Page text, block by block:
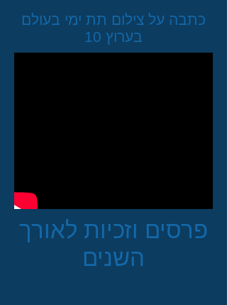
פרסים וזכיות לאורך
השנים
כתבה על צילום תת ימי בעולם
בערוץ 10